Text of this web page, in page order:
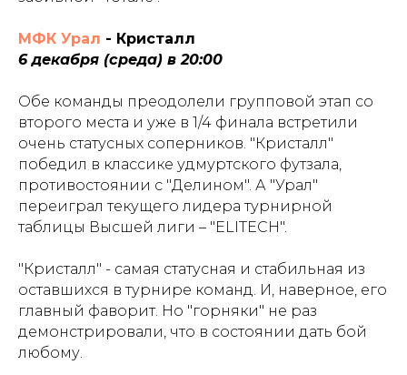
МФК Урал - Кристалл
6 декабря (среда) в 20:00
Обе команды преодолели групповой этап со
второго места и уже в 1/4 финала встретили
очень статусных соперников. "Кристалл"
победил в классике удмуртского футзала,
противостоянии с "Делином". А "Урал"
переиграл текущего лидера турнирной
таблицы Высшей лиги – "ELITECH".
"Кристалл" - самая статусная и стабильная из
оставшихся в турнире команд. И, наверное, его
главный фаворит. Но "горняки" не раз
демонстрировали, что в состоянии дать бой
любому.